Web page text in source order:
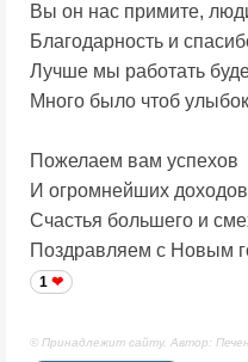
Вы он нас примите,
Благодарность и
Лучше мы работать
Много было чтоб
Пожелаем вам успехов
И огромнейших
Счастья большего и
Поздравляем с Новым
1
© Принадлежит сайту. Автор: